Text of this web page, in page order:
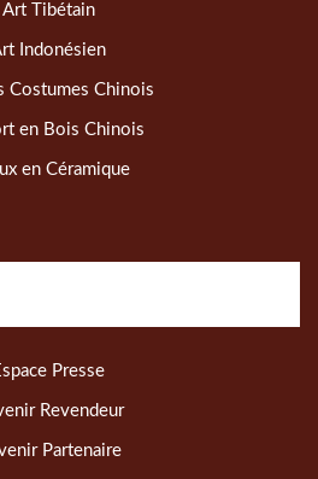
Art Tibétain
Indonésien
Costumes Chinois
en Bois Chinois
en Céramique
Presse
Revendeur
Partenaire